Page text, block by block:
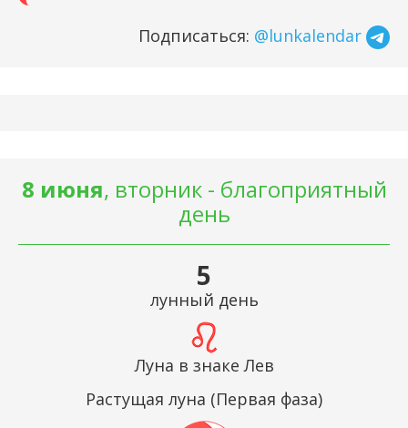
Подписаться: @lunkalendar
8 июня, вторник - благоприятный
день
5
лунный день
Луна в знаке Лев
Растущая луна (Первая фаза)